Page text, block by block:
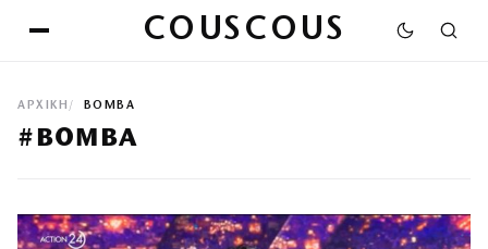
COUSCOUS
ΑΡΧΙΚΉ ΒΟΜΒΑ
#ΒΟΜΒΑ